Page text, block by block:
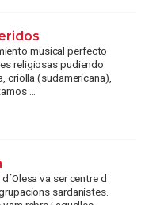
musical perfecto
religiosas pudiendo
criolla (sudamericana),
...
va ser centre d
sardanistes.